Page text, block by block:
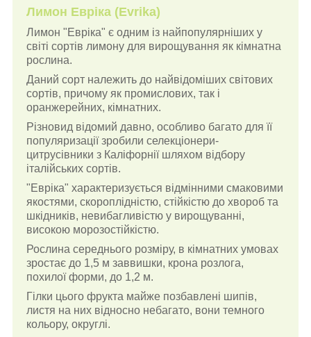
Лимон Евріка (Evrika)
Лимон "Евріка" є одним із найпопулярніших у
світі сортів лимону для вирощування як кімнатна
рослина.
Даний сорт належить до найвідоміших світових
сортів, причому як промислових, так і
оранжерейних, кімнатних.
Різновид відомий давно, особливо багато для її
популяризації зробили селекціонери-
цитрусівники з Каліфорнії шляхом відбору
італійських сортів.
"Евріка" характеризується відмінними смаковими
якостями, скороплідністю, стійкістю до хвороб та
шкідників, невибагливістю у вирощуванні,
високою морозостійкістю.
Рослина середнього розміру, в кімнатних умовах
зростає до 1,5 м заввишки, крона розлога,
похилої форми, до 1,2 м.
Гілки цього фрукта майже позбавлені шипів,
листя на них відносно небагато, вони темного
кольору, округлі.